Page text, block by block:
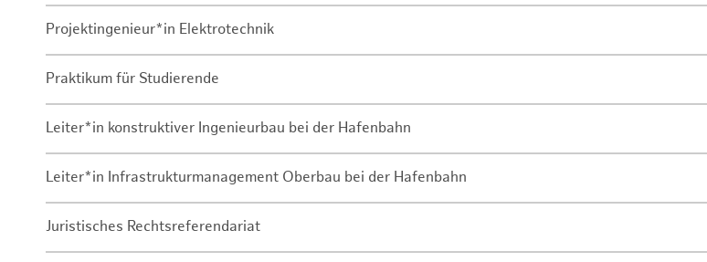
Projektingenieur*in Elektrotechnik
Praktikum für Studierende
Leiter*in konstruktiver Ingenieurbau bei der Hafenbahn
Leiter*in Infrastrukturmanagement Oberbau bei der Hafenbahn
Juristisches Rechtsreferendariat